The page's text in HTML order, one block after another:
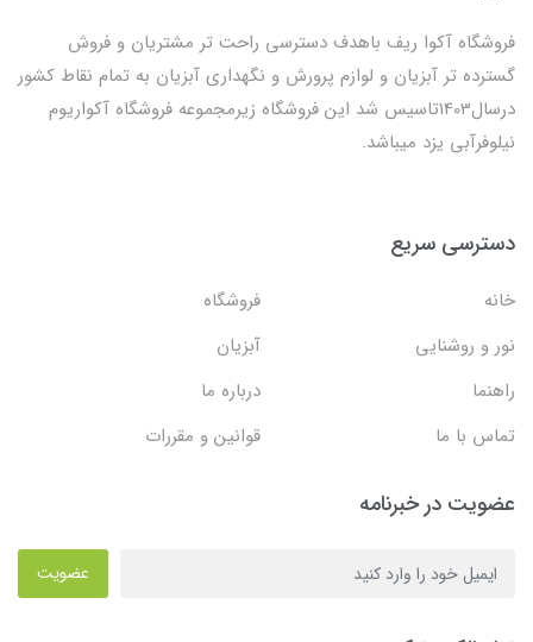
فروشگاه آکوا ریف باهدف دسترسی راحت تر مشتریان و فروش
گسترده تر آبزیان و لوازم پرورش و نگهداری آبزیان به تمام نقاط کشور
درسال1403تاسیس شد این فروشگاه زیرمجموعه فروشگاه آکواریوم
نیلوفرآبی یزد میباشد.
دسترسی سریع
خانه
فروشگاه
نور و روشنایی
آبزیان
راهنما
درباره ما
تماس با ما
قوانین و مقررات
عضویت در خبرنامه
عضویت